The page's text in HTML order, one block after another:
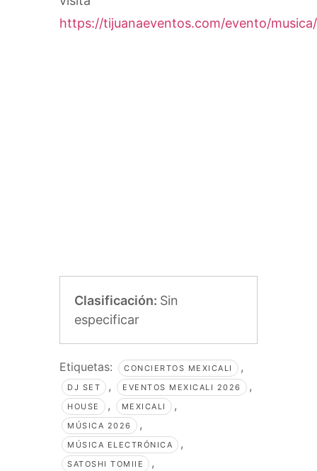
https://tijuanaeventos.com/evento/musica/
Clasificación: Sin
especificar
Etiquetas: CONCIERTOS MEXICALI ,
DJ SET , EVENTOS MEXICALI 2026 ,
HOUSE , MEXICALI ,
MÚSICA 2026 ,
MÚSICA ELECTRÓNICA ,
SATOSHI TOMIIE ,